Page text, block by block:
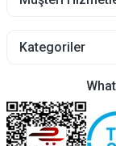
Kategoriler